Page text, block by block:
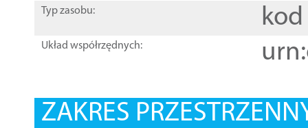
Typ zasobu: kod
Układ współrzędnych:
ZAKRES